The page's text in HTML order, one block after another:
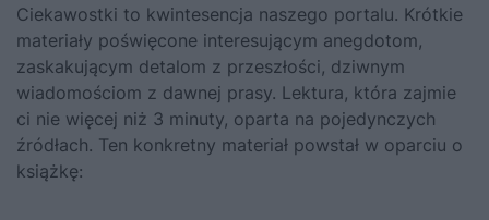
Ciekawostki to kwintesencja naszego portalu. Krótkie
materiały poświęcone interesującym anegdotom,
zaskakującym detalom z przeszłości, dziwnym
wiadomościom z dawnej prasy. Lektura, która zajmie
ci nie więcej niż 3 minuty, oparta na pojedynczych
źródłach. Ten konkretny materiał powstał w oparciu o
książkę: